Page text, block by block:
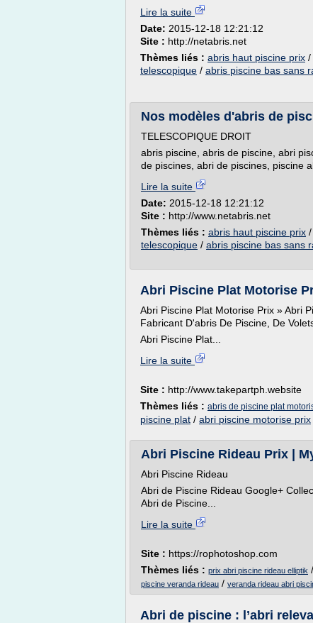
Lire la suite
Date: 2015-12-18 12:21:12
Site : http://netabris.net
Thèmes liés : abris haut piscine prix /
telescopique / abris piscine bas sans
Nos modèles d'abris de
TELESCOPIQUE DROIT
abris piscine, abris de piscine, abri
de piscines, abri de piscines, piscine
Lire la suite
Date: 2015-12-18 12:21:12
Site : http://www.netabris.net
Thèmes liés : abris haut piscine prix /
telescopique / abris piscine bas sans
Abri Piscine Plat Motorise
Abri Piscine Plat Motorise Prix » Abri
Fabricant D'abris De Piscine, De
Abri Piscine Plat...
Lire la suite
Site : http://www.takepartph.website
Thèmes liés : abris de piscine plat
piscine plat / abri piscine motorise prix
Abri Piscine Rideau Prix |
Abri Piscine Rideau
Abri de Piscine Rideau Google+
Abri de Piscine...
Lire la suite
Site : https://rophotoshop.com
Thèmes liés : prix abri piscine rideau elliptik /
piscine veranda rideau / veranda rideau abri
Abri de piscine : l’abri